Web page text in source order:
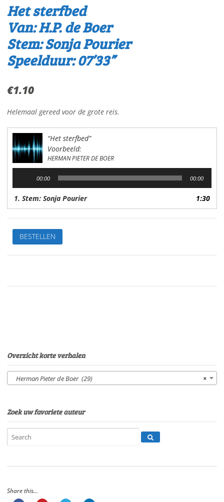
Het sterfbed
Van: H.P. de Boer
Stem: Sonja Pourier
Speelduur: 07’33”
€1.10
Helemaal gereed voor de grote reis.
“Het sterfbed”
Voorbeeld:
HERMAN PIETER DE BOER
00:00 00:00
1. Stem: Sonja Pourier 1:30
Het
sterfbedVan:
H.P.
Sonja
BESTELLEN
Overzicht korte verhalen
×
Herman Pieter de Boer (29)
Zoek uw favoriete auteur
Share this...